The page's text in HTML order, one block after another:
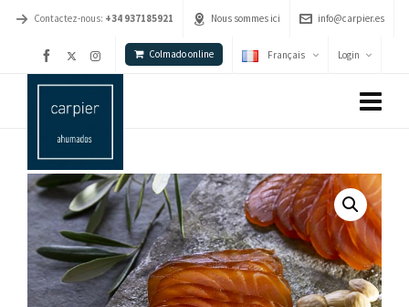
Contactez-nous: +34 937185921 Nous sommes ici info@carpier.es
Colmado online Français Login